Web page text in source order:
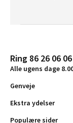
Ring 86 26 06 06
Alle ugens dage
Genveje
Ekstra ydelser
Populære sider